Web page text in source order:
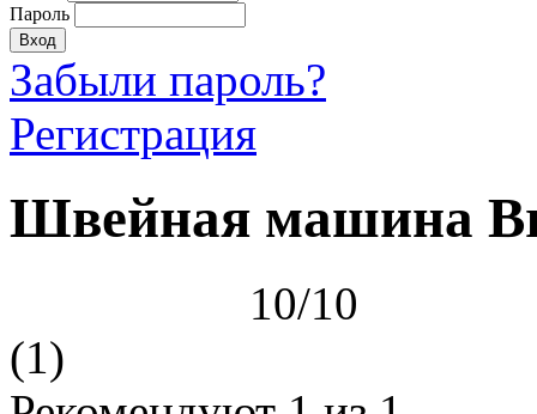
Пароль
Забыли пароль?
Регистрация
Швейная машина
10/10
(1)